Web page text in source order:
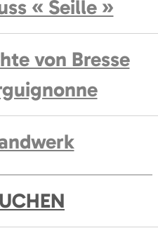
« Seille »
von Bresse